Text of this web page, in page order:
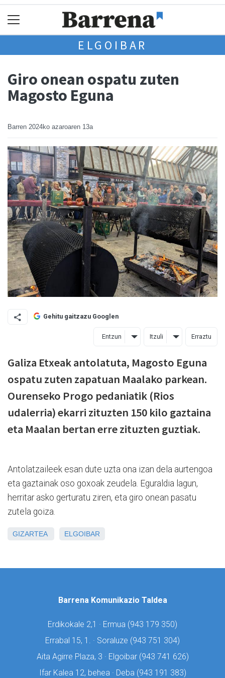
ELGOIBAR
Giro onean ospatu zuten
Magosto Eguna
Barren 2024ko azaroaren 13a
Gehitu gaitzazu Googlen
Entzun Itzuli Erraztu
Galiza Etxeak antolatuta, Magosto Eguna
ospatu zuten zapatuan Maalako parkean.
Ourenseko Progo pedaniatik (Rios
udalerria) ekarri zituzten 150 kilo gaztaina
eta Maalan bertan erre zituzten guztiak.
Antolatzaileek esan dute uzta ona izan dela aurtengoa
eta gaztainak oso goxoak zeudela. Eguraldia lagun,
herritar asko gerturatu ziren, eta giro onean pasatu
zutela goiza.
GIZARTEA ELGOIBAR
Barrena Komunikazio Taldea
Erdikokale 2,1 · Ermua (943 179 350)
Errabal 15, 1. · Soraluze (943 751 304)
Aita Agirre Plaza, 3 · Elgoibar (943 741 626)
Ifar Kalea 12, behea · Deba (943 191 383)